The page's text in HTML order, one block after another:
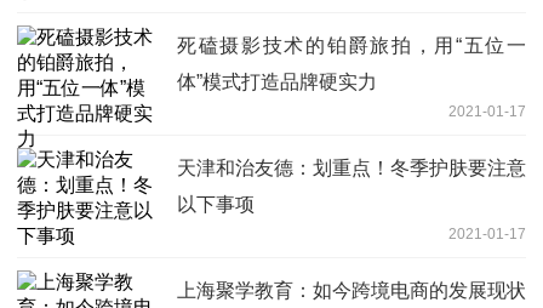
死磕摄影技术的铂爵旅拍，用“五位一
体”模式打造品牌硬实力
2021-01-17
天津和治友德：划重点！冬季护肤要注意
以下事项
2021-01-17
上海聚学教育：如今跨境电商的发展现状